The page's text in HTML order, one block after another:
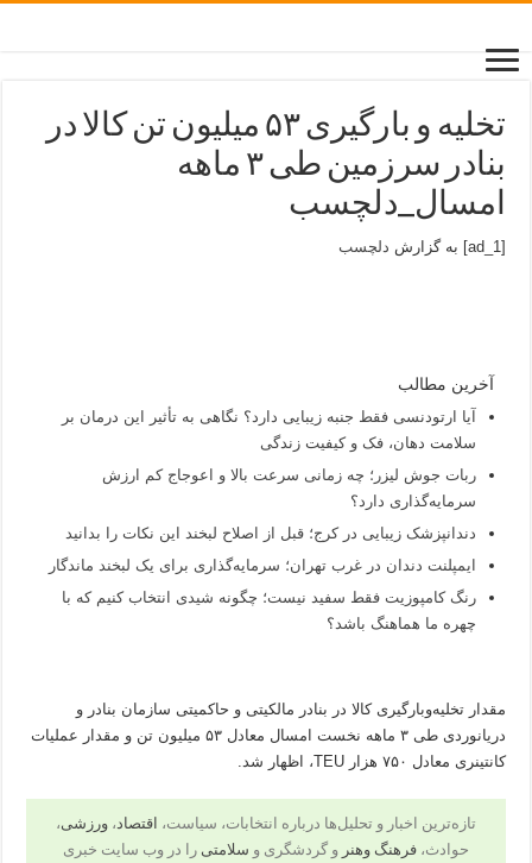
تخلیه و بارگیری ۵۳ میلیون تن کالا در
بنادر سرزمین طی ۳ ماهه
امسال_دلچسب
[ad_1] به گزارش دلچسب
آخرین مطالب
آیا ارتودنسی فقط جنبه زیبایی دارد؟ نگاهی به تأثیر این درمان بر
سلامت دهان، فک و کیفیت زندگی
ربات جوش لیزر؛ چه زمانی سرعت بالا و اعوجاج کم ارزش
سرمایه‌گذاری دارد؟
دندانپزشک زیبایی در کرج؛ قبل از اصلاح لبخند این نکات را بدانید
ایمپلنت دندان در غرب تهران؛ سرمایه‌گذاری برای یک لبخند ماندگار
رنگ کامپوزیت فقط سفید نیست؛ چگونه شیدی انتخاب کنیم که با
چهره ما هماهنگ باشد؟
مقدار تخلیه‌وبارگیری کالا در بنادر مالکیتی و حاکمیتی سازمان بنادر و
دریانوردی طی ۳ ماهه نخست امسال معادل ۵۳ میلیون تن و مقدار عملیات
کانتینری معادل ۷۵۰ هزار TEU، اظهار شد.
تازه‌ترین اخبار و تحلیل‌ها درباره انتخابات، سیاست، اقتصاد، ورزشی،
حوادث، فرهنگ وهنر و گردشگری و سلامتی را در وب سایت خبری